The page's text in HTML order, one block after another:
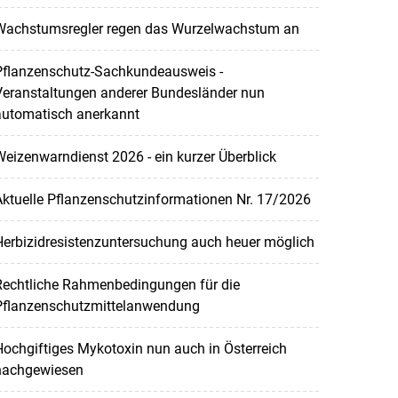
regen das Wurzelwachstum an
Sachkundeausweis -
anderer Bundesländer nun
anerkannt
2026 - ein kurzer Überblick
Pflanzenschutzinformationen Nr. 17/2026
auch heuer möglich
Rahmenbedingungen für die
Mykotoxin nun auch in Österreich